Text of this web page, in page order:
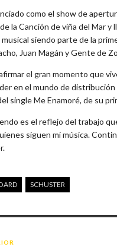
como el show de
la Canción de viña del Mar
siendo parte de la
Juan Magán y Gente de
el gran momento que
en el mundo de
single Me Enamoré, de su
es el reflejo del trabajo
siguen mi música.
SCHUSTER